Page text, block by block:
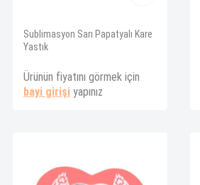
Sublimasyon Sarı Papatyalı Kare
Yastık
Ürünün fiyatını görmek için
bayi girişi yapınız